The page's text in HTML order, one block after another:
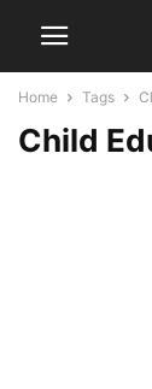
Home Tags
Child